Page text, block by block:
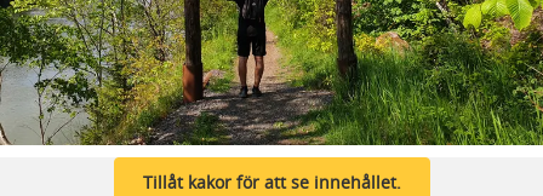
Tillåt kakor för att se innehållet.